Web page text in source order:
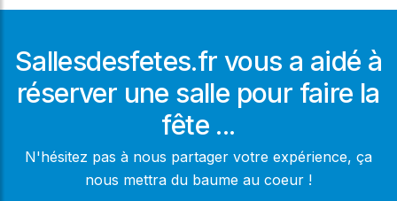
Sallesdesfetes.fr vous a aidé à
réserver une salle pour faire la
fête ...
N'hésitez pas à nous partager votre expérience, ça
nous mettra du baume au coeur !